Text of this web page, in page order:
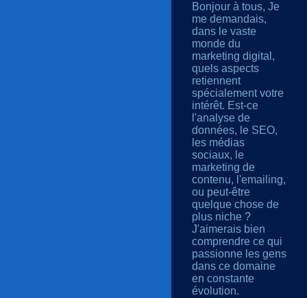
Bonjour à tous, Je
me demandais,
dans le vaste
monde du
marketing digital,
quels aspects
retiennent
spécialement votre
intérêt. Est-ce
l'analyse de
données, le SEO,
les médias
sociaux, le
marketing de
contenu, l'emailing,
ou peut-être
quelque chose de
plus niche ?
J'aimerais bien
comprendre ce qui
passionne les gens
dans ce domaine
en constante
évolution.